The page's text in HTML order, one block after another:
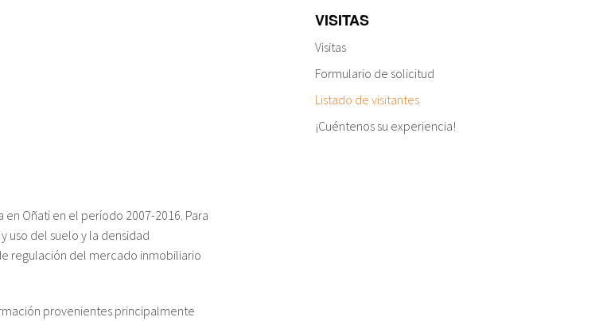
Oñati en el período 2007-2016. Para
uso del suelo y la densidad
regulación del mercado inmobiliario
provenientes principalmente
VISITAS
Visitas
Formulario de solicitud
Listado de visitantes
¡Cuéntenos su experiencia!